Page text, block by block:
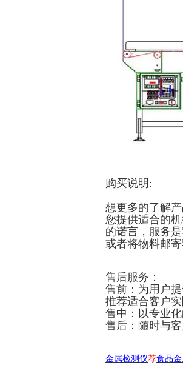
购买说明:
想更多的了解
您提供适合的
的诺言，服务
或者将物料邮
售后服务：
售前：为用户
推荐适合客户
售中：以专业
售后：随时与
金属检测仪荐食品